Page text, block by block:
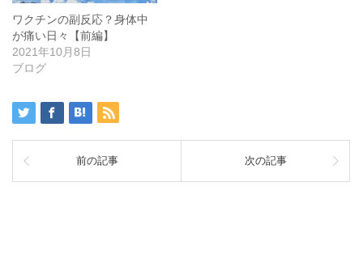
ワクチンの副反応？身体中
が痛い日々【前編】
2021年10月8日
ブログ
前の記事 次の記事